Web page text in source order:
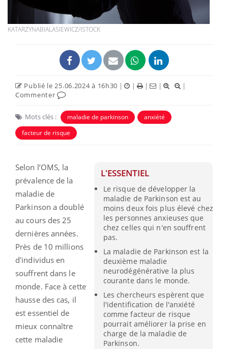
KATARZYNABIALASIEWICZ/ISTOCK
Publié le 25.06.2024 à 16h30 | | | |
|
Commenter
Mots clés : maladie de parkinson
anxiété
facteur de risque
L'ESSENTIEL
Le risque de développer la
maladie de Parkinson est au
moins deux fois plus élevé chez
les personnes anxieuses que
chez celles qui n'en souffrent
pas.
La maladie de Parkinson est la
deuxième maladie
neurodégénérative la plus
courante dans le monde.
Les chercheurs espèrent que
l'identification de l'anxiété
comme facteur de risque
pourrait améliorer la prise en
charge de la maladie de
Parkinson.
Selon l’OMS, la
prévalence de la
maladie de
Parkinson a doublé
au cours des 25
dernières années.
Près de 10 millions
d'individus en
souffrent dans le
monde. Face à cette
hausse des cas, il
est essentiel de
mieux connaître
cette maladie